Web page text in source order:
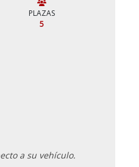
PLAZAS
5
a su vehículo.